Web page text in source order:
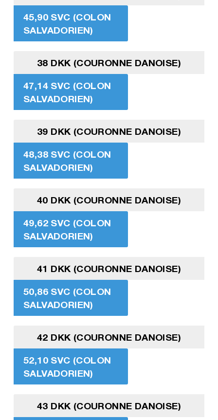
45,90 SVC (COLON
SALVADORIEN)
38 DKK (COURONNE DANOISE)
47,14 SVC (COLON
SALVADORIEN)
39 DKK (COURONNE DANOISE)
48,38 SVC (COLON
SALVADORIEN)
40 DKK (COURONNE DANOISE)
49,62 SVC (COLON
SALVADORIEN)
41 DKK (COURONNE DANOISE)
50,86 SVC (COLON
SALVADORIEN)
42 DKK (COURONNE DANOISE)
52,10 SVC (COLON
SALVADORIEN)
43 DKK (COURONNE DANOISE)